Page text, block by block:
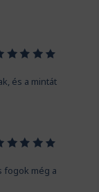
2345
és a mintát
2345
fogok még a